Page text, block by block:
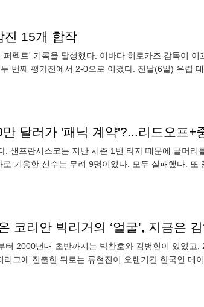
진 15개 합작
펙트' 기록을 달성했다. 이바타 히로카즈 감독이 이
번째 평가전에서 2-0으로 이겼다. 전날(6일) 유럽 대
샌프란시스코는 지난 시즌 1번 타자 때문에 골머리
기용한 선수는 무려 9명이었다. 모두 실패했다. 또
터 2000년대 초반까지는 박찬호와 김병현이 있었고,
그에 진출한 뒤로는 류현진이 오랜기간 한국인 메이